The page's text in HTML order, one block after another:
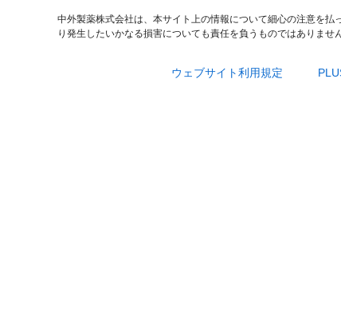
中外製薬株式会社は、本サイト上の情報について細心の注意を
り発生したいかなる損害についても責任を負うものではありませ
ウェブサイト利用規定